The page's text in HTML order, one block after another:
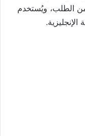
الطلب، ويُستخدم